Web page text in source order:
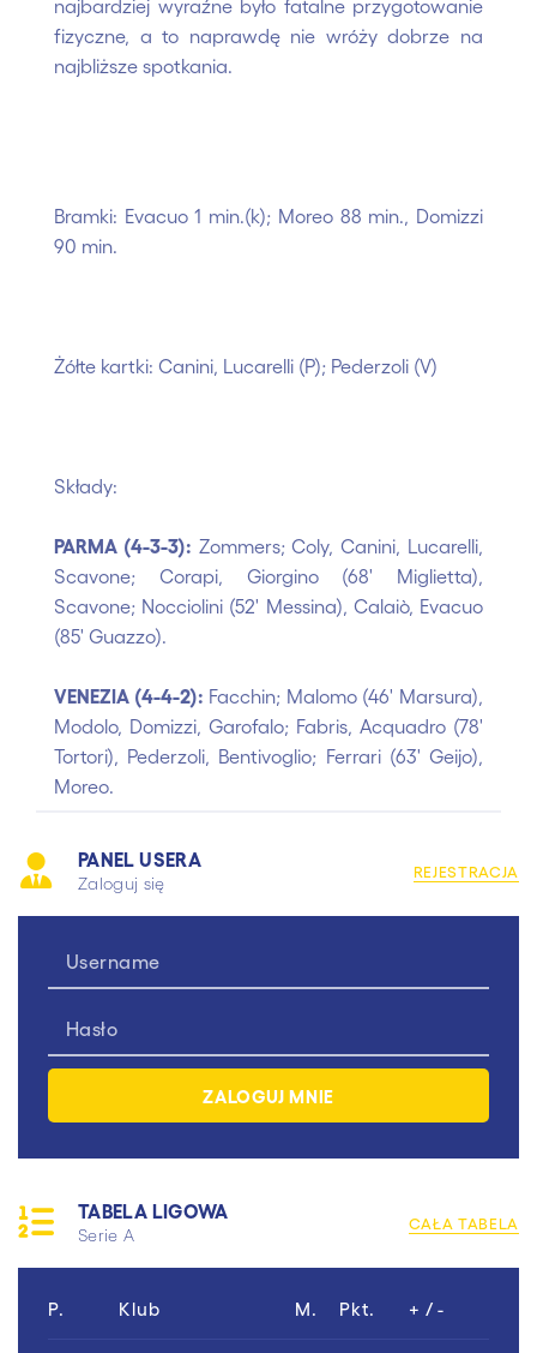
PANEL USERA
Zaloguj się
REJESTRACJA
TABELA LIGOWA
Serie A
CAŁA TABELA
P. Klub M. Pkt. + / -
najbardziej wyraźne było fatalne przygotowanie
fizyczne, a to naprawdę nie wróży dobrze na
najbliższe spotkania.
Bramki: Evacuo 1 min.(k); Moreo 88 min., Domizzi
90 min.
Żółte kartki: Canini, Lucarelli (P); Pederzoli (V)
Składy:
PARMA (4-3-3): Zommers; Coly, Canini, Lucarelli,
Scavone; Corapi, Giorgino (68' Miglietta),
Scavone; Nocciolini (52' Messina), Calaiò, Evacuo
(85' Guazzo).
VENEZIA (4-4-2): Facchin; Malomo (46' Marsura),
Modolo, Domizzi, Garofalo; Fabris, Acquadro (78'
Tortori), Pederzoli, Bentivoglio; Ferrari (63' Geijo),
Moreo.